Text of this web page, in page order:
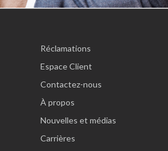
Réclamations
Espace Client
Contactez-nous
À propos
Nouvelles et médias
Carrières